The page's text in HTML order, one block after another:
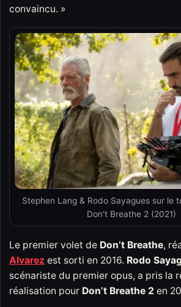
convaincu. »
Stephen Lang & Rodo Sayagues sur le
Don’t Breathe 2 (2021)
Le premier volet de Don’t Breathe,
Alvarez est sorti en 2016. Rodo
scénariste du premier opus, a pris la
réalisation pour Don’t Breathe 2 en